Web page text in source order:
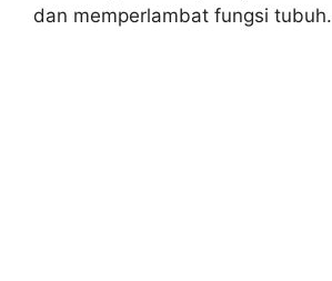
dan memperlambat fungsi tubuh.